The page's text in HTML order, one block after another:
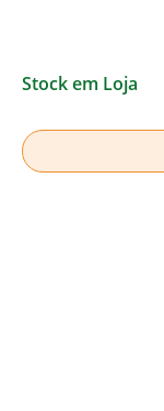
Stock em Loja